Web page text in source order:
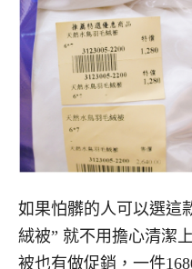
如果怕髒的人可以選這
絨被” 就不用擔心清潔
被也有做促銷，一件